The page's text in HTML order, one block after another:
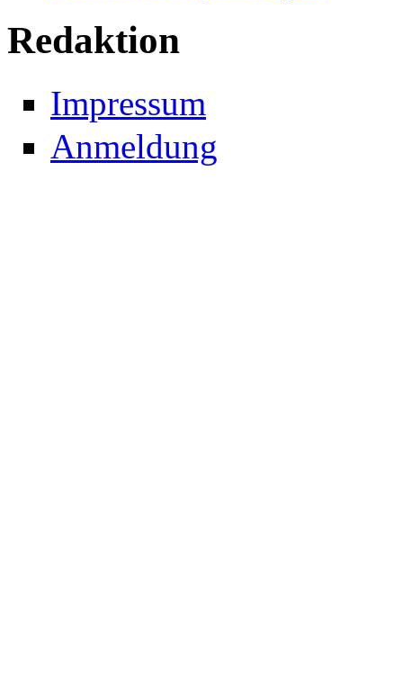
Redaktion
Impressum
Anmeldung